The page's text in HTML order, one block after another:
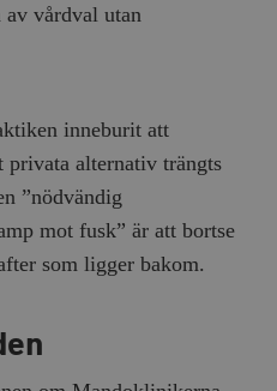
av vårdval utan
inneburit att
alternativ trängts
”nödvändig
mot fusk” är att bortse
som ligger bakom.